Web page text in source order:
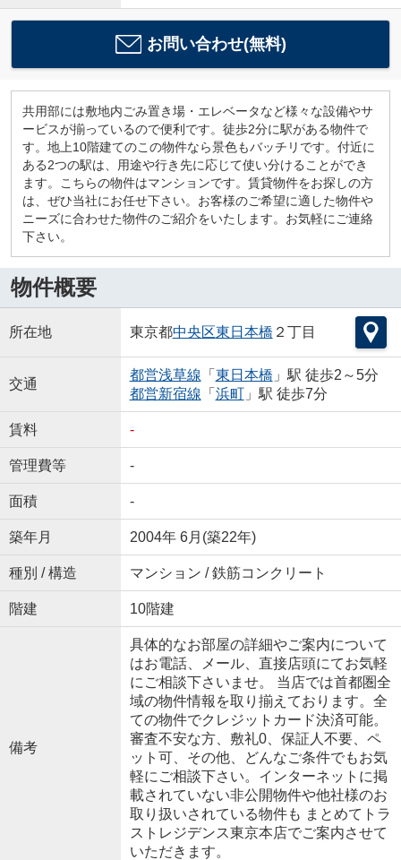
お問い合わせ(無料)
共用部には敷地内ごみ置き場・エレベータなど様々な設備やサ
ービスが揃っているので便利です。徒歩2分に駅がある物件で
す。地上10階建てのこの物件なら景色もバッチリです。付近に
ある2つの駅は、用途や行き先に応じて使い分けることができ
ます。こちらの物件はマンションです。賃貸物件をお探しの方
は、ぜひ当社にお任せ下さい。お客様のご希望に適した物件や
ニーズに合わせた物件のご紹介をいたします。お気軽にご連絡
下さい。
物件概要
所在地 東京都中央区東日本橋 ２丁目
交通
都営浅草線 「 東日本橋 」駅 徒歩2～5分
都営新宿線 「 浜町」駅 徒歩7分
賃料 -
管理費等 -
面積 -
築年月 2004年 6月(築22年)
種別 / 構造 マンション / 鉄筋コンクリート
階建 10階建
備考
具体的なお部屋の詳細やご案内について
はお電話、メール、直接店頭にてお気軽
にご相談下さいませ。 当店では首都圏全
域の物件情報を取り揃えております。全
ての物件でクレジットカード決済可能。
審査不安な方、敷礼0、保証人不要、ペ
ット可、その他、どんなご条件でもお気
軽にご相談下さい。インターネットに掲
載されていない非公開物件や他社様のお
取り扱いされている物件も まとめてトラ
ストレジデンス東京本店でご案内させて
いただきます。